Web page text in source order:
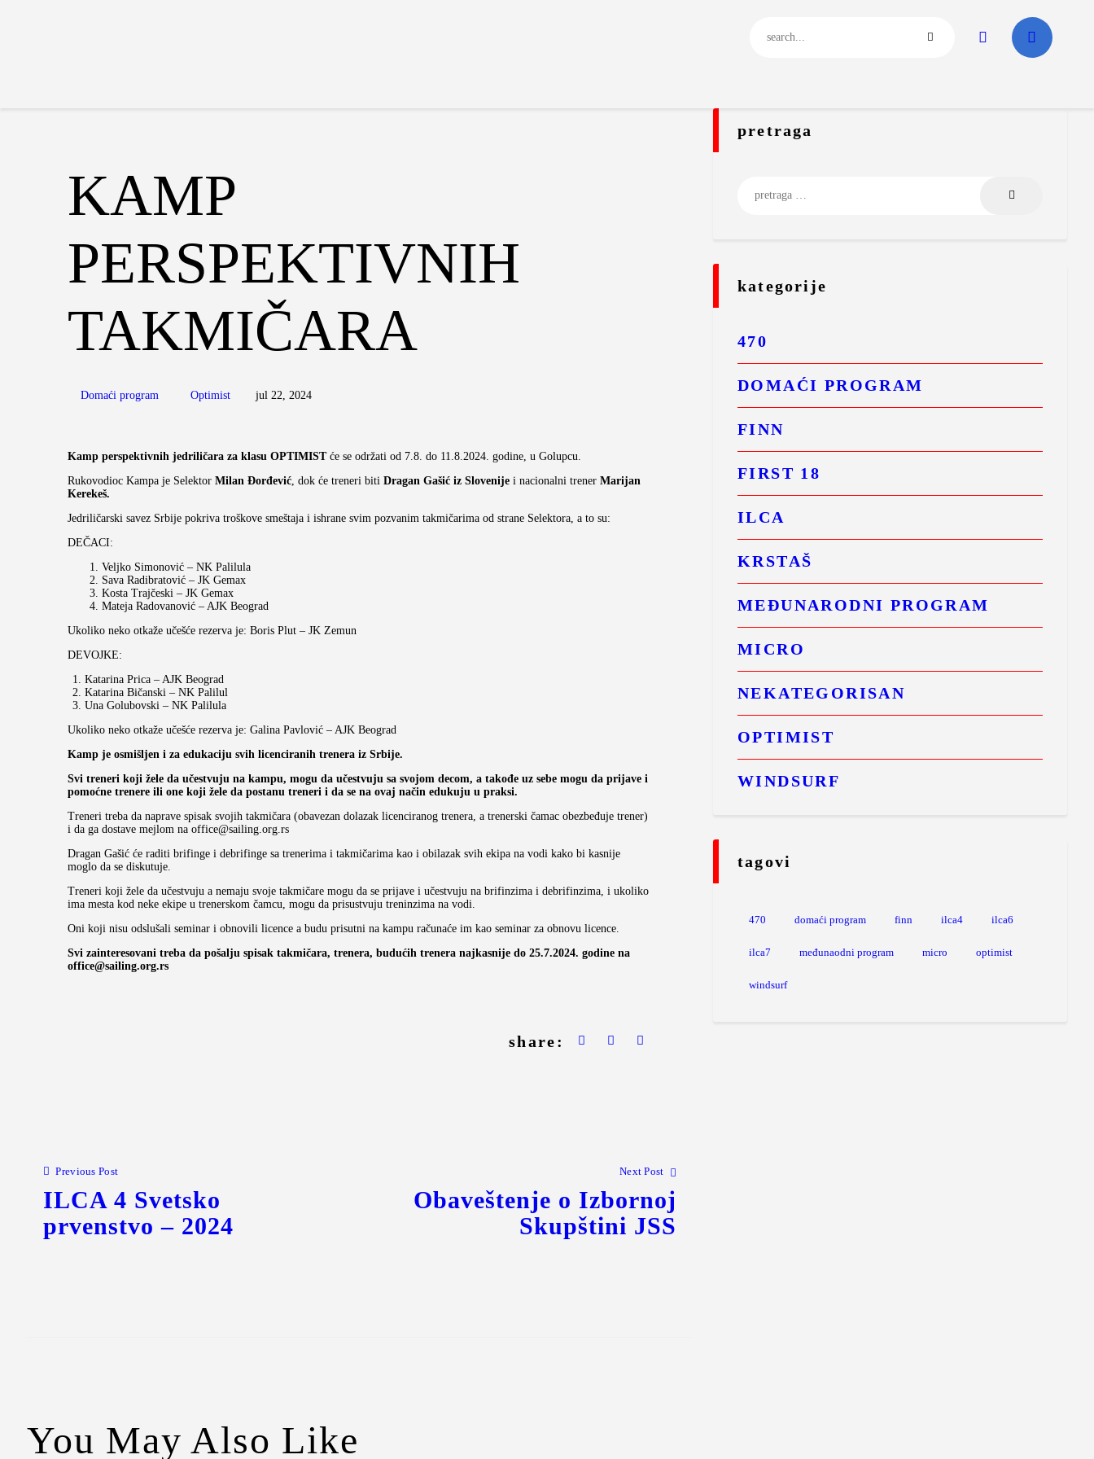
KAMP
PERSPEKTIVNIH
TAKMIČARA
Domaći program Optimist jul 22, 2024
Kamp perspektivnih jedriličara za klasu OPTIMISTće se održati od 7.8. do 11.8.2024. godine, u Golupcu.
Rukovodioc Kampa je Selektor Milan Đorđević , dok će treneri biti Dragan Gašić iz Slovenije i nacionalni trener Marijan
Kerekeš.
Jedriličarski savez Srbije pokriva troškove smeštaja i ishrane svim pozvanim takmičarima od strane Selektora, a to su:
DEČACI:
Veljko Simonović – NK Palilula
Sava Radibratović – JK Gemax
Kosta Trajčeski – JK Gemax
Mateja Radovanović – AJK Beograd
Ukoliko neko otkaže učešće rezerva je: Boris Plut – JK Zemun
DEVOJKE:
Katarina Prica – AJK Beograd
Katarina Bičanski – NK Palilul
Una Golubovski – NK Palilula
Ukoliko neko otkaže učešće rezerva je: Galina Pavlović – AJK Beograd
Kamp je osmišljen i za edukaciju svih licenciranih trenera iz Srbije.
Svi treneri koji žele da učestvuju na kampu, mogu da učestvuju sa svojom decom, a takođe uz sebe mogu da prijave i
pomoćne trenere ili one koji žele da postanu treneri i da se na ovaj način edukuju u praksi.
Treneri treba da naprave spisak svojih takmičara (obavezan dolazak licenciranog trenera, a trenerski čamac obezbeđuje trener)
i da ga dostave mejlom na office@sailing.org.rs
Dragan Gašić će raditi brifinge i debrifinge sa trenerima i takmičarima kao i obilazak svih ekipa na vodi kako bi kasnije
moglo da se diskutuje.
Treneri koji žele da učestvuju a nemaju svoje takmičare mogu da se prijave i učestvuju na brifinzima i debrifinzima, i ukoliko
ima mesta kod neke ekipe u trenerskom čamcu, mogu da prisustvuju treninzima na vodi.
Oni koji nisu odslušali seminar i obnovili licence a budu prisutni na kampu računaće im kao seminar za obnovu licence.
Svi zainteresovani treba da pošalju spisak takmičara, trenera, budućih trenera najkasnije do 25.7.2024. godine na
office@sailing.org.rs
share:
Previous Post
ILCA 4 Svetsko
prvenstvo – 2024
Next Post
Obaveštenje o Izbornoj
Skupštini JSS
You May Also Like
pretraga
kategorije
470
DOMAĆI PROGRAM
FINN
FIRST 18
ILCA
KRSTAŠ
MEĐUNARODNI PROGRAM
MICRO
NEKATEGORISAN
OPTIMIST
WINDSURF
tagovi
470 domaći program finn ilca4 ilca6
ilca7 međunaodni program micro optimist
windsurf